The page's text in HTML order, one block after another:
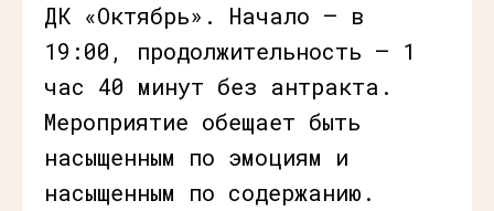
ДК «Октябрь». Начало — в
19:00, продолжительность — 1
час 40 минут без антракта.
Мероприятие обещает быть
насыщенным по эмоциям и
насыщенным по содержанию.